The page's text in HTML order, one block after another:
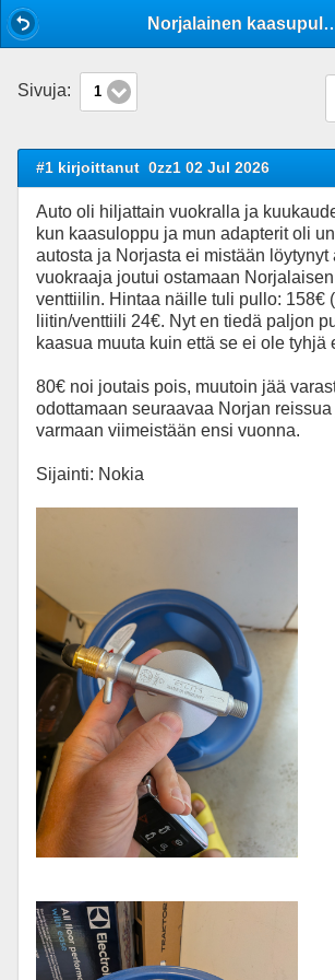
Norjalainen
Sivuja: 1
#1 kirjoittanut 0zz1 02 Jul 2026
Auto oli hiljattain vuokralla ja
kun kaasuloppu ja mun adapterit oli
autosta ja Norjasta ei mistään löytynyt
vuokraaja joutui ostamaan
venttiilin. Hintaa näille tuli pullo: 158€
liitin/venttiili 24€. Nyt en tiedä paljon
kaasua muuta kuin että se ei ole tyhjä
80€ noi joutais pois, muutoin jää
odottamaan seuraavaa Norjan reissua
varmaan viimeistään ensi vuonna.
Sijainti: Nokia